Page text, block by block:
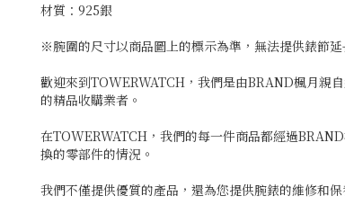
材質：925銀
※腕圍的尺寸以商品圖上的標示為準，無法提供錶節延
歡迎來到TOWERWATCH，我們是由BRAND楓月親
的精品收購業者。
在TOWERWATCH，我們的每一件商品都經過
換的零部件的情況。
我們不僅提供優質的產品，還為您提供腕錶的維修和